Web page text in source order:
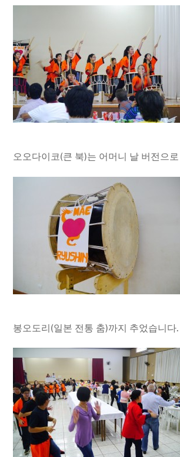
오오다이코(큰 북)는 어머니 날 버전으
봉오도리(일본 전통 춤)까지 추었습니다.